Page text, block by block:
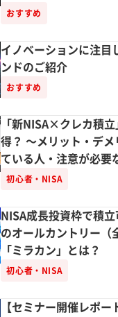
紹介
おすすめ
イノベーションに注目
ンドのご紹介
おすすめ
「新NISA×クレカ積
得？ ～メリット・デメ
ている人・注意が必要
初心者・NISA
NISA成長投資枠で積
のオールカントリー（
「ミラカン」とは？
初心者・NISA
【セミナー開催レポー